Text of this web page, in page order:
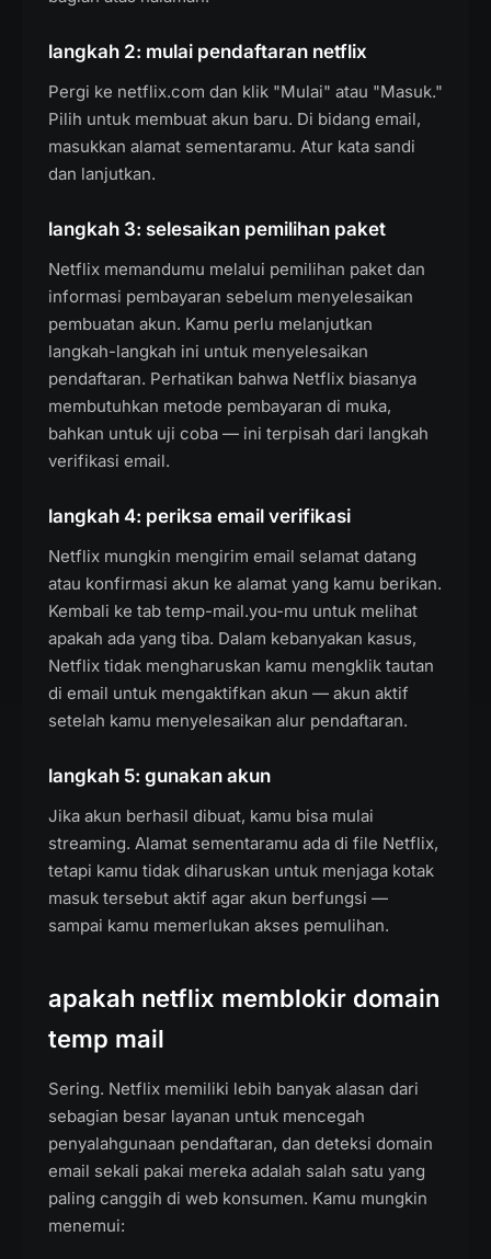
langkah 2: mulai pendaftaran netflix
Pergi ke netflix.com dan klik "Mulai" atau "Masuk."
Pilih untuk membuat akun baru. Di bidang email,
masukkan alamat sementaramu. Atur kata sandi
dan lanjutkan.
langkah 3: selesaikan pemilihan paket
Netflix memandumu melalui pemilihan paket dan
informasi pembayaran sebelum menyelesaikan
pembuatan akun. Kamu perlu melanjutkan
langkah-langkah ini untuk menyelesaikan
pendaftaran. Perhatikan bahwa Netflix biasanya
membutuhkan metode pembayaran di muka,
bahkan untuk uji coba — ini terpisah dari langkah
verifikasi email.
langkah 4: periksa email verifikasi
Netflix mungkin mengirim email selamat datang
atau konfirmasi akun ke alamat yang kamu berikan.
Kembali ke tab temp-mail.you-mu untuk melihat
apakah ada yang tiba. Dalam kebanyakan kasus,
Netflix tidak mengharuskan kamu mengklik tautan
di email untuk mengaktifkan akun — akun aktif
setelah kamu menyelesaikan alur pendaftaran.
langkah 5: gunakan akun
Jika akun berhasil dibuat, kamu bisa mulai
streaming. Alamat sementaramu ada di file Netflix,
tetapi kamu tidak diharuskan untuk menjaga kotak
masuk tersebut aktif agar akun berfungsi —
sampai kamu memerlukan akses pemulihan.
apakah netflix memblokir domain
temp mail
Sering. Netflix memiliki lebih banyak alasan dari
sebagian besar layanan untuk mencegah
penyalahgunaan pendaftaran, dan deteksi domain
email sekali pakai mereka adalah salah satu yang
paling canggih di web konsumen. Kamu mungkin
menemui: